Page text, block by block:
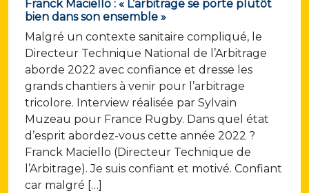
Franck Maciello : « L’arbitrage se porte plutôt
bien dans son ensemble »
Malgré un contexte sanitaire compliqué, le
Directeur Technique National de l’Arbitrage
aborde 2022 avec confiance et dresse les
grands chantiers à venir pour l’arbitrage
tricolore. Interview réalisée par Sylvain
Muzeau pour France Rugby. Dans quel état
d’esprit abordez-vous cette année 2022 ?
Franck Maciello (Directeur Technique de
l’Arbitrage). Je suis confiant et motivé. Confiant
car malgré […]